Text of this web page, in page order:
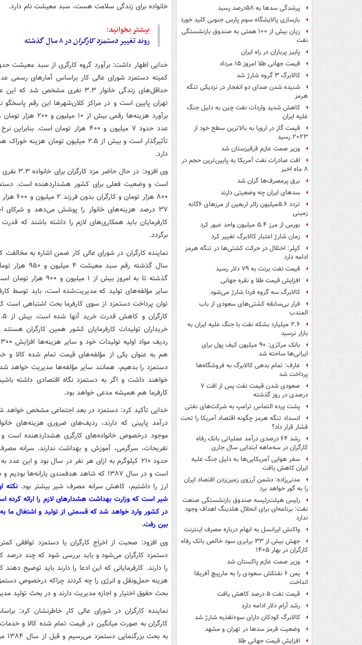
پرشدگی سدها به ۵۸درصد رسید
بازسازی پالایشگاه سوم پارس جنوبی کلید خورد
زیان بیش از ۱۰۰ همتی به صندوق‌ بازنشستگی
نفت
پاییز پرباران در راه ایران
قیمت جهانی طلا امروز ۱۵ مرداد
کالابرگ ۳ گروه شارژ شد
شنیده شدن صدای دو انفجار در نزدیکی تنگه
هرمز
کاهش شدید واردات نفت چین به دلیل جنگ
علیه ایران
قیمت گاز در اروپا به بالاترین سطح خود از
۲۰۲۳ رسید
وزیر صمت عازم قرقیزستان شد
افت صادرات نفت آمریکا به پایین‌ترین حجم در
۸ ماه اخیر
برق پرمصرف‌ها گران شد
سدهای ایران چه وضعیتی دارند
تردد ۵.۶میلیون زائر اربعین از مرزهای ۶گانه
زمینی
بورس از مرز ۵.۴ میلیون واحد عبور کرد
زمان شارژ اعتبار کالابرگ تغییر کرد
کپلر: اختلال در حرکت کشتی‌ها در تنگه هرمز
ادامه دارد
قیمت نفت برنت به ۷۹ دلار رسید
افزایش قیمت طلا و نقره جهانی
کالابرگ سه گروه فردا شارژ می‌شود
فرار بی‌سابقه کشتی‌های سعودی از باب
المندب
۲.۶ میلیارد بشکه نفت با جنگ علیه ایران به
بازار نرسید
بانک مرکزی: ۹۰ میلیون کیف پول برای
ایرانی‌ها ساخته شد
عارف: تمام بدهی کالابرگ به فروشگاه‌ها
پرداخت شد
صعودی شدن قیمت نفت پس از افت ۷
درصدی در روز گذشته
پشت پرده التماس ترامپ به شرکت‌های نفتی
انسداد تنگه هرمز چگونه اقتصاد آمریکا را تحت
فشار قرار داد؟
رشد ۶۴ درصدی درآمد عملیاتی بانک رفاه
کارگران در سه‌ماهه ابتدایی سال جاری
سفر هوایی آمریکایی‌ها به دلیل جنگ علیه
ایران کاهش یافت
مدنی‌زاده: دشمن آرزوی زمین‌زدن اقتصاد ایران
را به گور خواهد برد
رئیس هیئت‌رئیسه صندوق بازنشستگی صنعت
نفت: برنامه‌ای برای انحلال هلدینگ اهداف وجود
ندارد
واکنش ایرانسل به ابهام درباره مصرف اینترنت
جهش بیش از ۳۳ برابری سود خالص بانک رفاه
کارگران در بهار ۱۴۰۵
وزیر صمت عازم پاکستان شد
یمن ۶ نفتکش سعودی را به مارپیچ آفریقا
انداخت
قیمت نفت ۵ درصد کاهش یافت
رشد آرام دلار ادامه دارد
کالابرگ کودکان دارای سوءتغذیه شارژ شد
وضعیت قرمز سدها در تهران و مشهد
افزایش قیمت جهانی طلا
خانواده برای زندگی سلامت هست، سبد معیشت نام دارد.
بیشتر بخوانید:
روند تغییر دستمزدکارگراندر ۸ سال گذشته
حداقل‌های زندگی خانوار ۳.۳ نفری
تهران پایین است و در مراکز کلان‌شهرها این رقم پاسخگو
برآورد هزینه‌ها
عدد حدود ۷ میلیون و ۴۰۰ هزار تومان
تأثیرگذار است و بیش از ۲.۵ میلیون
دارد.
۸۰۰ هزار
۳۷ درصد هزینه‌های خانوار را پوشش می‌دهد و شرکای
کارفرمایان باید همکاری‌های لازم را داشته باشند که
برگردد.
نماینده کارگران در شورای عالی کار ضمن اشاره به مخالفت
سال گذشته رقم
گذشته تا به امروز بیش از
سایر مؤلفه‌های تولید که مدیریت‌شده است، باید توسط
توان پرداخت دستمزد از سوی کارفرما بحث اشتباهی
خریداران تولیدات کارفرمایان کشور همین کارگران
هم به عنوان یکی از مؤلفه‌های قیمت تمام شده کالا و
دستمزد را بدهیم، همانند سایر مؤلفه‌ها مدیریت خواهد
خواهند داشت و اگر به دستمزد نگاه اقتصادی داشته
کارفرما هم همیشه مدعی خواهد بود.
خدایی تأکید کرد: دستمزد در بعد اجتماعی مشخص خواهد
درآمد پایینی که دارند، ردیف‌های ضروری هزینه‌های
موجود درخصوص خانواده‌های کارگری هشداردهنده است و
ارز را داشتیم، کاهش سرانه مصرف شیر بیشتر بود.
شیر است که وزارت بهداشت هشدارهای لازم را ارائه
در کشور وارد خواهد شد که قسمتی از تولید و اشتغال
بین رفت.
وی افزود: صحبت از اخراج کارگران یا دستمزد توافقی
دستمزد کارگران می‌شود و باید بررسی شود که چند درصد
را دارند. کارفرمایانی که این ادعا را دارند باید توضیح
هزینه حمل‌ونقل و انرژی را چه کردند چراکه درخصوص
بحث حقوق اختیار و اجازه مدیریت دارند و در بحث تولید
نماینده کارگران در شورای عالی کار خاطرنشان کرد: